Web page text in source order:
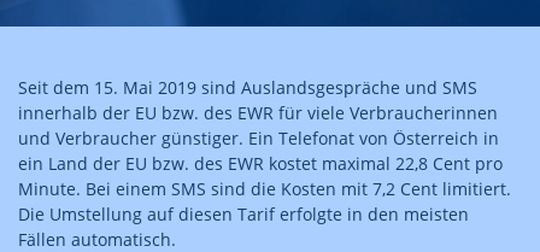
Seit dem 15. Mai 2019 sind Auslandsgespräche und SMS
innerhalb der EU bzw. des EWR für viele Verbraucherinnen
und Verbraucher günstiger. Ein Telefonat von Österreich in
ein Land der EU bzw. des EWR kostet maximal 22,8 Cent pro
Minute. Bei einem SMS sind die Kosten mit 7,2 Cent limitiert.
Die Umstellung auf diesen Tarif erfolgte in den meisten
Fällen automatisch.